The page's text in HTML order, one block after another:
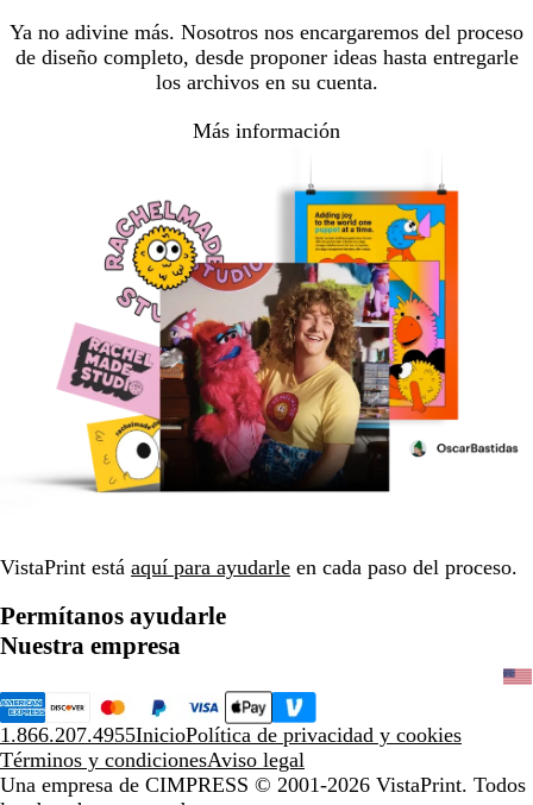
Ya no adivine más. Nosotros nos encargaremos del proceso
de diseño completo, desde proponer ideas hasta entregarle
los archivos en su cuenta.
Más información
VistaPrint está aquí para ayudarle en cada paso del proceso.
Permítanos ayudarle
Nuestra empresa
1.866.207.4955InicioPolítica de privacidad y cookies
Términos y condicionesAviso legal
Una empresa de CIMPRESS © 2001-2026 VistaPrint. Todos